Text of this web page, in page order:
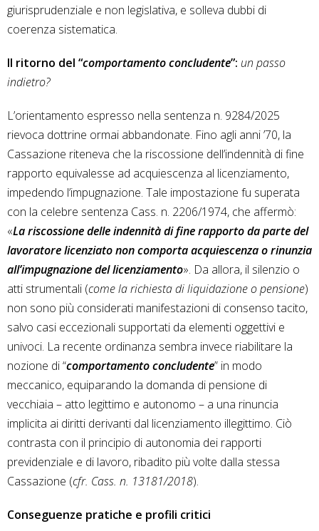
giurisprudenziale e non legislativa, e solleva dubbi di
coerenza sistematica.
Il ritorno del “comportamento concludente”: un passo
indietro?
L’orientamento espresso nella sentenza n. 9284/2025
rievoca dottrine ormai abbandonate. Fino agli anni ’70, la
Cassazione riteneva che la riscossione dell’indennità di fine
rapporto equivalesse ad acquiescenza al licenziamento,
impedendo l’impugnazione. Tale impostazione fu superata
con la celebre sentenza Cass. n. 2206/1974, che affermò:
«La riscossione delle indennità di fine rapporto da parte del
lavoratore licenziato non comporta acquiescenza o rinunzia
all’impugnazione del licenziamento». Da allora, il silenzio o
atti strumentali (come la richiesta di liquidazione o pensione)
non sono più considerati manifestazioni di consenso tacito,
salvo casi eccezionali supportati da elementi oggettivi e
univoci. La recente ordinanza sembra invece riabilitare la
nozione di “comportamento concludente” in modo
meccanico, equiparando la domanda di pensione di
vecchiaia – atto legittimo e autonomo – a una rinuncia
implicita ai diritti derivanti dal licenziamento illegittimo. Ciò
contrasta con il principio di autonomia dei rapporti
previdenziale e di lavoro, ribadito più volte dalla stessa
Cassazione (cfr. Cass. n. 13181/2018).
Conseguenze pratiche e profili critici